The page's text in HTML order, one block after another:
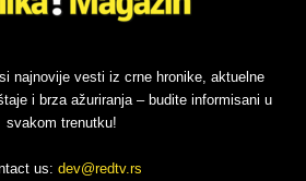
najnovije vesti iz crne hronike, aktuelne
i brza ažuriranja – budite informisani u
svakom trenutku!
us: dev@redtv.rs